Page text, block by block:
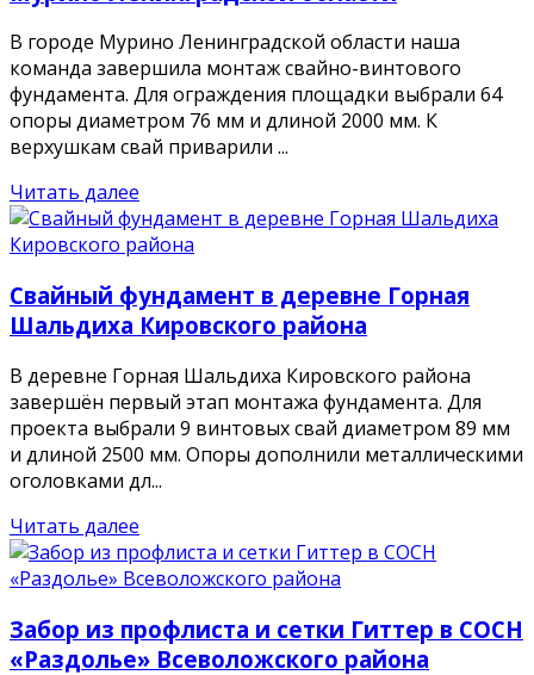
В городе Мурино Ленинградской области наша
команда завершила монтаж свайно-винтового
фундамента. Для ограждения площадки выбрали 64
опоры диаметром 76 мм и длиной 2000 мм. К
верхушкам свай приварили ...
Читать далее
Свайный фундамент в деревне Горная
Шальдиха Кировского района
В деревне Горная Шальдиха Кировского района
завершён первый этап монтажа фундамента. Для
проекта выбрали 9 винтовых свай диаметром 89 мм
и длиной 2500 мм. Опоры дополнили металлическими
оголовками дл...
Читать далее
Забор из профлиста и сетки Гиттер в СОСН
«Раздолье» Всеволожского района